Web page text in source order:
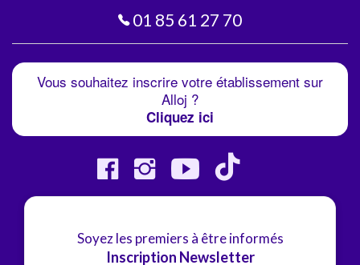
01 85 61 27 70
Vous souhaitez inscrire votre établissement sur
Alloj ?
Cliquez ici
Soyez les premiers à être informés
Inscription Newsletter